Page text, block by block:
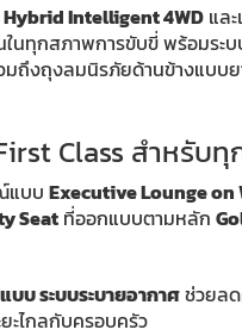
Hybrid Intelligent 4WD แล
ในทุกสภาพการขับขี่ พร้อมร
มถึงถุงลมนิรภัยด้านข้างแบบ
Class สำหรับทุ
แบบ Executive Lounge on
Seat ที่ออกแบบตามหลัก
บ ระบบระบายอากาศช่วยลด
ะไกลกับครอบครัว